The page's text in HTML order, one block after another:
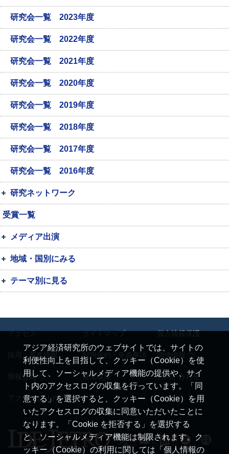
研究会一覧 2023年度
研究会一覧 2022年度
研究会一覧 2021年度
研究会一覧 2020年度
研究会一覧 2019年度
研究会一覧 2018年度
研究会一覧 2017年度
研究会一覧 2016年度
研究ネットワーク
受賞一覧
メディア出演
地域・国別にみる
テーマ別に見る
アジア経済研究所のウェブサイトでは、サイトの
利便性向上を目指して、クッキー（Cookie）を使
用して、ソーシャルメディア機能の提供や、サイ
ト内のアクセスログの収集を行っています。「同
意する」を選択すると、クッキー（Cookie）を用
いたアクセスログの収集に同意いただいたことに
なります。「Cookie を拒否する」を選択する
と、ソーシャルメディア機能は制限されます。ク
ッキー（Cookie）の利用に関しては「個人情報の
アクセス サイトマップ 個人情報保護
採用・募集情報 利用規約・免責事項
情報公開 推奨環境 お問い合わせ
アクセシビリティ